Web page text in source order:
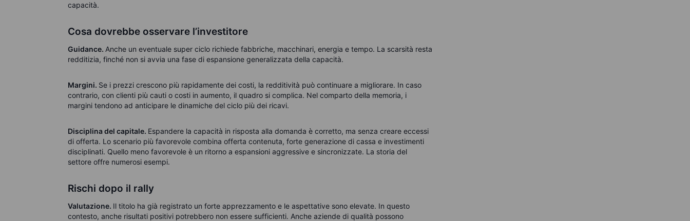
capacità.
Cosa dovrebbe osservare l’investitore
Guidance. Anche un eventuale super ciclo richiede fabbriche, macchinari, energia e tempo. La scarsità resta
redditizia, finché non si avvia una fase di espansione generalizzata della capacità.
Margini. Se i prezzi crescono più rapidamente dei costi, la redditività può continuare a migliorare. In caso
contrario, con clienti più cauti o costi in aumento, il quadro si complica. Nel comparto della memoria, i
margini tendono ad anticipare le dinamiche del ciclo più dei ricavi.
Disciplina del capitale. Espandere la capacità in risposta alla domanda è corretto, ma senza creare eccessi
di offerta. Lo scenario più favorevole combina offerta contenuta, forte generazione di cassa e investimenti
disciplinati. Quello meno favorevole è un ritorno a espansioni aggressive e sincronizzate. La storia del
settore offre numerosi esempi.
Rischi dopo il rally
Valutazione. Il titolo ha già registrato un forte apprezzamento e le aspettative sono elevate. In questo
contesto, anche risultati positivi potrebbero non essere sufficienti. Anche aziende di qualità possono